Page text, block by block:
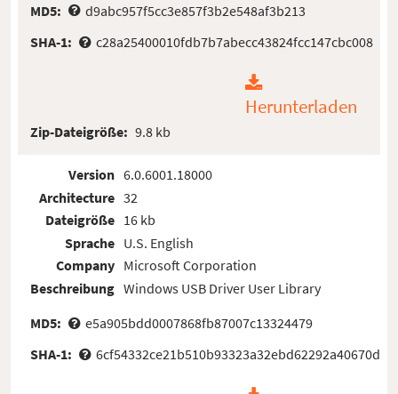
MD5:
d9abc957f5cc3e857f3b2e548af3b213
SHA-1:
c28a25400010fdb7b7abecc43824fcc147cbc008
Herunterladen
Zip-Dateigröße: 9.8 kb
Version
Architecture
Dateigröße
Sprache
Company
Beschreibung
6.0.6001.18000
32
16 kb
U.S. English
Microsoft Corporation
Windows USB Driver User Library
MD5:
e5a905bdd0007868fb87007c13324479
SHA-1:
6cf54332ce21b510b93323a32ebd62292a40670d